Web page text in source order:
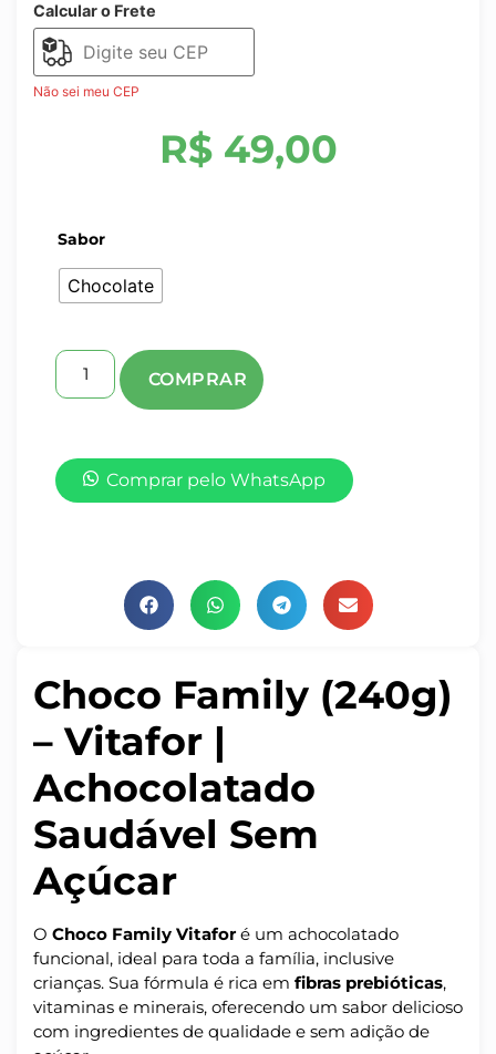
Choco Family (240g)
– Vitafor |
Achocolatado
Saudável Sem
Açúcar
O Choco Family Vitaforé um achocolatado
funcional, ideal para toda a família, inclusive
crianças. Sua fórmula é rica em fibras prebióticas,
vitaminas e minerais, oferecendo um sabor delicioso
com ingredientes de qualidade e sem adição de
Calcular o Frete
Não sei meu CEP
R$49,00
Sabor
Chocolate
Comprar pelo WhatsApp